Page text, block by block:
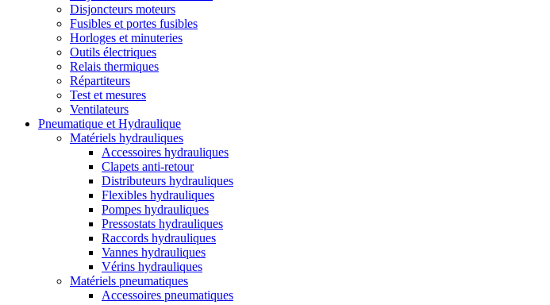
Disjoncteurs moteurs
Fusibles et portes fusibles
Horloges et minuteries
Outils électriques
Relais thermiques
Répartiteurs
Test et mesures
Ventilateurs
Pneumatique et Hydraulique
Matériels hydrauliques
Accessoires hydrauliques
Clapets anti-retour
Distributeurs hydrauliques
Flexibles hydrauliques
Pompes hydrauliques
Pressostats hydrauliques
Raccords hydrauliques
Vannes hydrauliques
Vérins hydrauliques
Matériels pneumatiques
Accessoires pneumatiques